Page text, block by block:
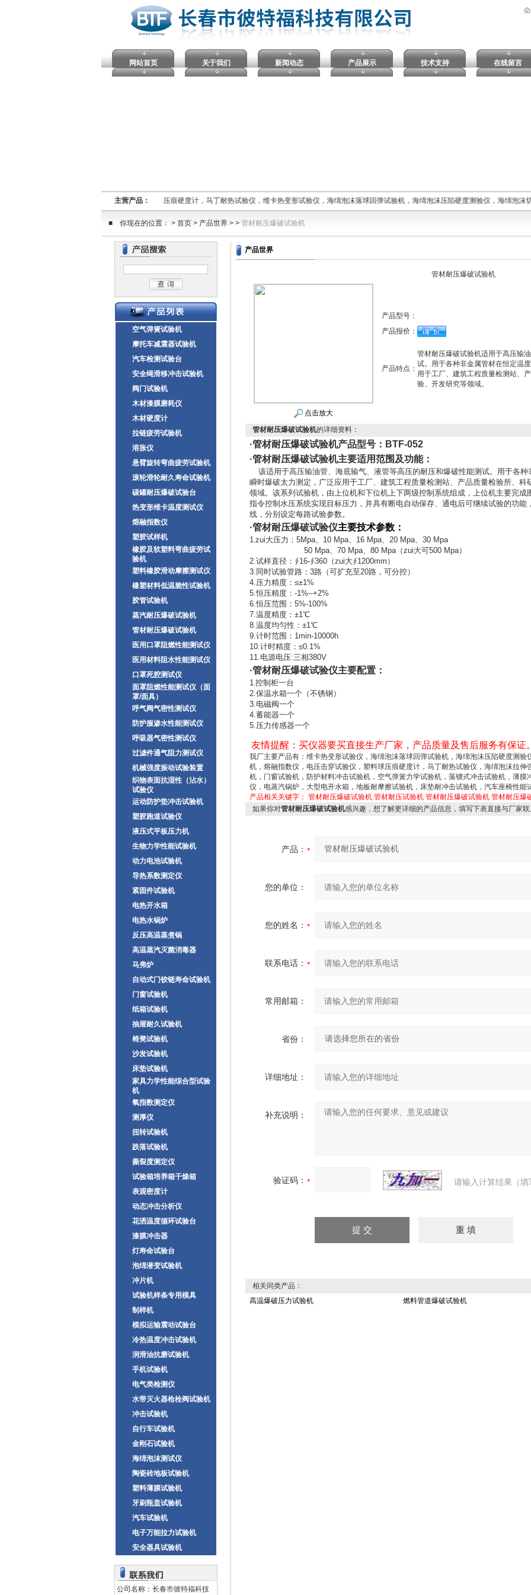
网站首页 关于我们 新闻动态 产品展示 技术支持 在线留言
主营产品：
熔融指数仪,电压击穿试验仪，塑料球压痕硬度计，马丁耐热试验仪，维卡热变形试验仪，海绵泡沫落球回弹试验机，海绵泡沫压陷硬度测验仪，海绵泡
■ 你现在的位置： > 首页 > 产品世界 > > 管材耐压爆破试验机
空气弹簧试验机
摩托车减震器试验机
汽车检测试验台
安全绳滑移冲击试验机
阀门试验机
木材漆膜磨耗仪
木材硬度计
拉链疲劳试验机
溶胀仪
悬臂旋转弯曲疲劳试验机
滚轮滑轮耐久寿命试验机
碳罐耐压爆破试验台
热变形维卡温度测试仪
熔融指数仪
塑胶试样机
橡胶及软塑料弯曲疲劳试
验机
塑料橡胶滑动摩擦测试仪
橡塑材料低温脆性试验机
胶管试验机
蒸汽耐压爆破试验机
管材耐压爆破试验机
医用口罩阻燃性能测试仪
医用材料阻水性能测试仪
口罩死腔测试仪
面罩阻燃性能测试仪（面
罩/面具）
呼气阀气密性测试仪
防护服渗水性能测试仪
呼吸器气密性测试仪
过滤件通气阻力测试仪
机械强度振动试验装置
织物表面抗湿性（沾水）
试验仪
运动防护垫冲击试验机
塑胶跑道试验仪
液压式平板压力机
生物力学性能试验机
动力电池试验机
导热系数测定仪
紧固件试验机
电热开水箱
电热水锅炉
反压高温蒸煮锅
高温蒸汽灭菌消毒器
马弗炉
自动式门铰链寿命试验机
门窗试验机
纸箱试验机
抽屉耐久试验机
椅凳试验机
沙发试验机
床垫试验机
家具力学性能综合型试验
机
氧指数测定仪
测厚仪
扭转试验机
跌落试验机
撕裂度测定仪
试验箱培养箱干燥箱
表观密度计
动态冲击分析仪
花洒温度循环试验台
漆膜冲击器
灯寿命试验台
泡绵潜变试验机
冲片机
试验机样条专用模具
制样机
模拟运输震动试验台
冷热温度冲击试验机
润滑油抗磨试验机
手机试验机
电气类检测仪
水带灭火器枪栓阀试验机
冲击试验机
自行车试验机
金刚石试验机
海绵泡沫测试仪
陶瓷砖地板试验机
塑料薄膜试验机
牙刷瓶盖试验机
汽车试验机
电子万能拉力试验机
安全器具试验机
公司名称：长春市彼特福科技
产品世界
管材耐压爆破试验机
点击放大
产品型号：
产品报价：
产品特点：
管材耐压爆破试验机适用于高压输
试。用于各种非金属管材在恒定温
用于工厂、建筑工程质量检测站、
验、开发研究等领域。
管材耐压爆破试验机的详细资料：
·管材耐压爆破试验机产品型号：BTF-052
·管材耐压爆破试验机主要适用范围及功能：
该适用于高压输油管、海底输气、液管等高压的耐压和爆破性能测试。用于各
瞬时爆破太力测定，广泛应用于工厂、建筑工程质量检测站、产品质量检验所、
领域。该系列试验机，由上位机和下位机上下两级控制系统组成，上位机主要完
指令控制水压系统实现目标压力，并具有断电自动保存、通电后可继续试验的功
线，分别设定每路试验参数。
·管材耐压爆破试验仪主要技术参数：
1.zui大压力：5Mpa、10 Mpa、16 Mpa、20 Mpa、30 Mpa
50 Mpa、70 Mpa、80 Mpa（zui大可500 Mpa）
2.试样直径：∮16-∮360（zui大∮1200mm）
3.同时试验管路：3路（可扩充至20路，可分控）
4.压力精度：≤±1%
5.恒压精度：-1%--+2%
6.恒压范围：5%-100%
7.温度精度：±1℃
8.温度均匀性：±1℃
9.计时范围：1min-10000h
10.计时精度：≤0.1%
11.电源电压:三相380V
·管材耐压爆破试验仪主要配置：
1.控制柜一台
2.保温水箱一个（不锈钢）
3.电磁阀一个
4.蓄能器一个
5.压力传感器一个
友情提醒：买仪器要买直接生产厂家，产品质量及售后服务有保证
我厂主要产品有： 维卡热变形试验仪，海绵泡沫落球回弹试验机，海绵泡沫压陷硬度测
机，熔融指数仪，电压击穿试验仪，塑料球压痕硬度计，马丁耐热试验仪，海绵泡沫拉
机，门窗试验机，防护材料冲击试验机，空气弹簧力学试验机，落镖式冲击试验机，薄
仪，电蒸汽锅炉，大型电开水箱，地板耐摩擦试验机，床垫耐冲击试验机，汽车座椅性能
产品相关关键字： 管材耐压爆破试验机 管材耐压试验机 管材耐压爆破试验机 管材耐压爆
如果你对管材耐压爆破试验机感兴趣，想了解更详细的产品信息，填写下表直接与厂家联
产品：
您的单位：
您的姓名：
联系电话：
常用邮箱：
省份：
详细地址：
补充说明：
验证码： 请输入计算结果（
相关同类产品：
高温爆破压力试验机
燃料管道爆破试验机